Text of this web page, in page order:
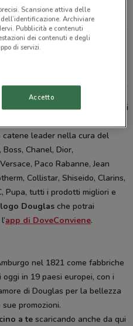
Tutti i negozi Douglas
negozi e Douglas
della vendita di profumi,
tutto ciò che è sinonimo di
solo i profumi e i trattamenti
leader nella cura del
Chanel, Dior,
Paco Rabanne, Jean
Collistar, Shiseido, Clarins,
Pupa, tutti i prodotti migliori e
Douglas che potrai
app di DoveConviene.
nel 1821 come fabbriche
in 19 paesi europei, con i
di Douglas per la bellezza
promozioni.
a te scaricando anche da qui
Scansione attiva delle
Archiviare
Pubblicità e contenuti
dei contenuti e degli
di servizi.
Accetto